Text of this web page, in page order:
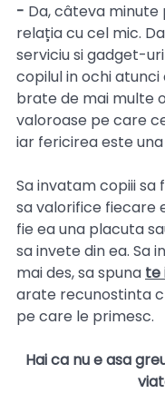
- Da, câteva minute
relația cu cel mic.
serviciu si gadget-
copilul in ochi
brate de mai multe
valoroase pe care
iar fericirea este
Sa invatam copiii sa
sa valorifice fiecare
fie ea una placuta
sa invete din ea. Sa
mai des, sa spuna te
arate recunostinta
pe care le primesc.
Hai ca nu e asa